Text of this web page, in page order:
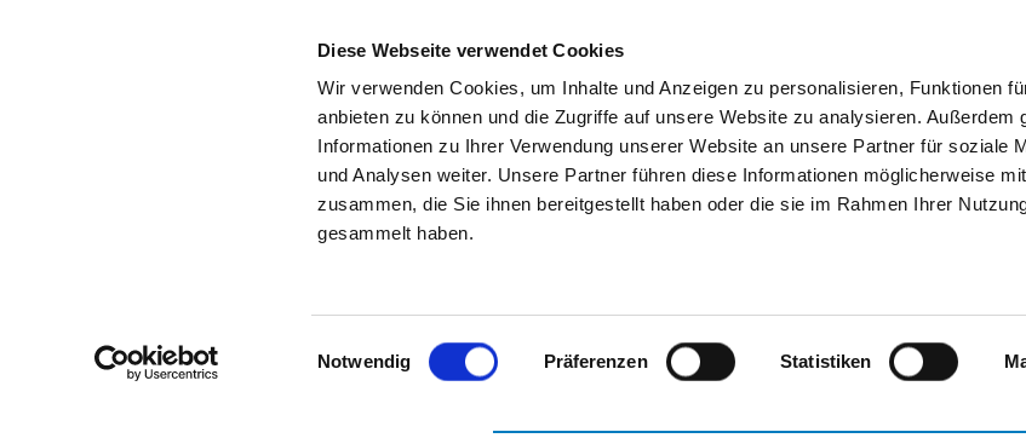
Diese Webseite verwendet Cookies
Wir verwenden Cookies, um Inhalte und Anzeigen zu personalisieren, Funktionen
anbieten zu können und die Zugriffe auf unsere Website zu analysieren. Außerdem
Informationen zu Ihrer Verwendung unserer Website an unsere Partner für soziale
und Analysen weiter. Unsere Partner führen diese Informationen möglicherweise
zusammen, die Sie ihnen bereitgestellt haben oder die sie im Rahmen Ihrer
gesammelt haben.
Einwilligungsauswahl
Notwendig Präferenzen Statistiken
SUCHEN TIPPS & HILFE DAS DKV
Startseite der Fachabteilung
UNIVERSITÄTSKLINIKUM